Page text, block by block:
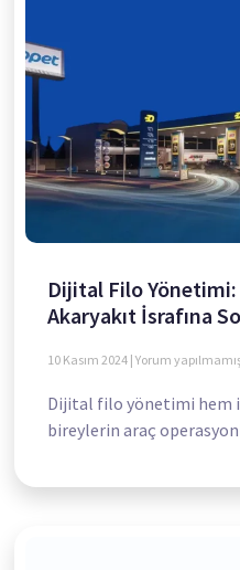
Dijital Filo Yönetimi:
Akaryakıt İsrafına
10 Kasım 2024 Yorum
Dijital filo yönetimi hem
bireylerin araç